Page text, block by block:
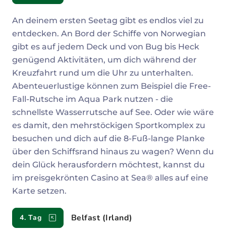
An deinem ersten Seetag gibt es endlos viel zu
entdecken. An Bord der Schiffe von Norwegian
gibt es auf jedem Deck und von Bug bis Heck
genügend Aktivitäten, um dich während der
Kreuzfahrt rund um die Uhr zu unterhalten.
Abenteuerlustige können zum Beispiel die Free-
Fall-Rutsche im Aqua Park nutzen - die
schnellste Wasserrutsche auf See. Oder wie wäre
es damit, den mehrstöckigen Sportkomplex zu
besuchen und dich auf die 8-Fuß-lange Planke
über den Schiffsrand hinaus zu wagen? Wenn du
dein Glück herausfordern möchtest, kannst du
im preisgekrönten Casino at Sea® alles auf eine
Karte setzen.
4. Tag Belfast (Irland)